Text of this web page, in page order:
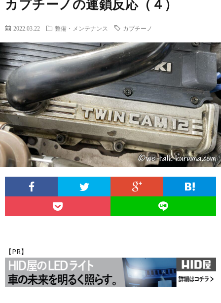
は
こ
こ
か
ら・
ト
事
一
覧
ホ
ー
ム
の
ブ
ロ
グ
マ
自
己
紹
介
プ
ラ
イ
ー
ポ
お
問
わ
せ
カプチーノの連鎖反応（４）
2022.03.22 整備・メンテナンス カプチーノ
【PR】